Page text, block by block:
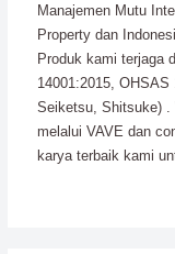
Manajemen Mutu
Property dan
Produk kami terjaga
14001:2015,
Seiketsu, Shitsuke) .
melalui VAVE dan
karya terbaik kami